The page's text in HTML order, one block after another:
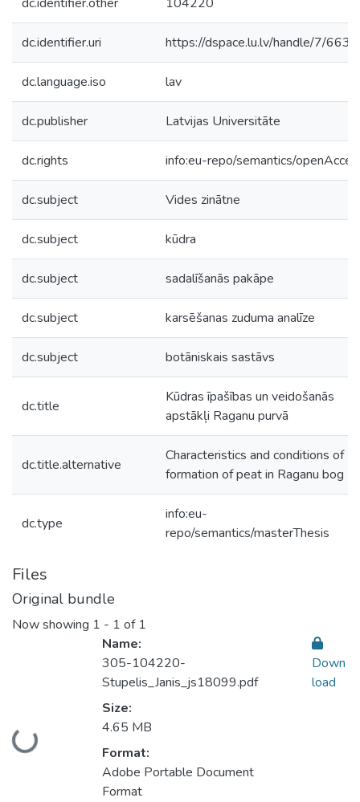
dc.identifier.uri https://dspace.lu.lv/handle/7/
dc.language.iso lav
dc.publisher Latvijas Universitāte
dc.rights info:eu-repo/semantics/
dc.subject Vides zinātne
dc.subject kūdra
dc.subject sadalīšanās pakāpe
dc.subject karsēšanas zuduma analīze
dc.subject botāniskais sastāvs
dc.title
Kūdras īpašības un veidošanās
apstākļi Raganu purvā
dc.title.alternative
Characteristics and conditions of
formation of peat in Raganu bog
dc.type
info:eu-
repo/semantics/masterThesis
Files
Original bundle
Now showing 1 - 1 of 1
Loading...
Name:
305-104220-
Stupelis_Janis_js18099.pdf
Size:
4.65 MB
Format:
Adobe Portable Document
Format
Down
load